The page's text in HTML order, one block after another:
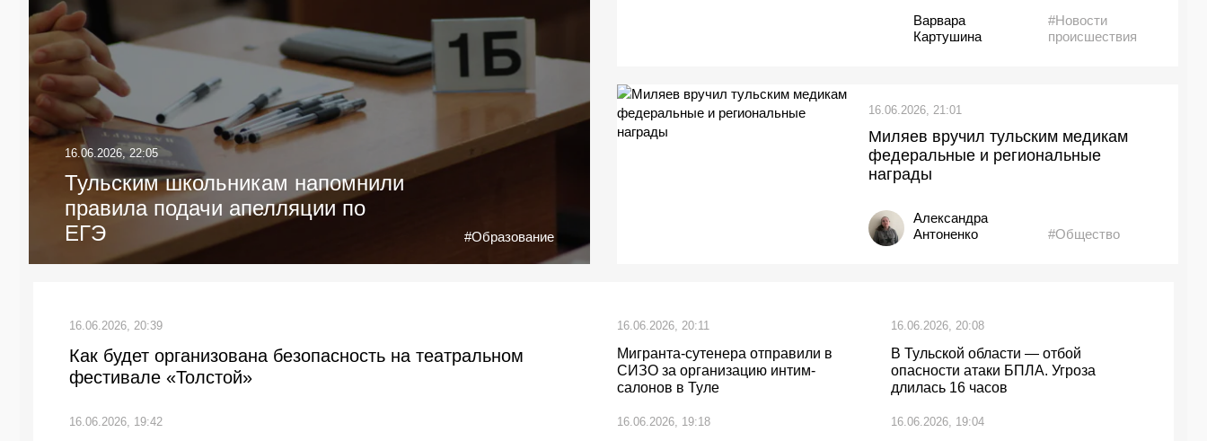
16.06.2026, 22:05
Тульским школьникам напомнили
правила подачи апелляции по
ЕГЭ
#Образование
Варвара
Картушина
#Новости
происшествия
16.06.2026, 21:01
Миляев вручил тульским медикам
федеральные и региональные
награды
Александра
Антоненко
#Общество
16.06.2026, 20:39
Как будет организована безопасность на театральном
фестивале «Толстой»
16.06.2026, 20:11
Мигранта-сутенера отправили в
СИЗО за организацию интим-
салонов в Туле
16.06.2026, 20:08
В Тульской области — отбой
опасности атаки БПЛА. Угроза
длилась 16 часов
16.06.2026, 19:42 16.06.2026, 19:18 16.06.2026, 19:04